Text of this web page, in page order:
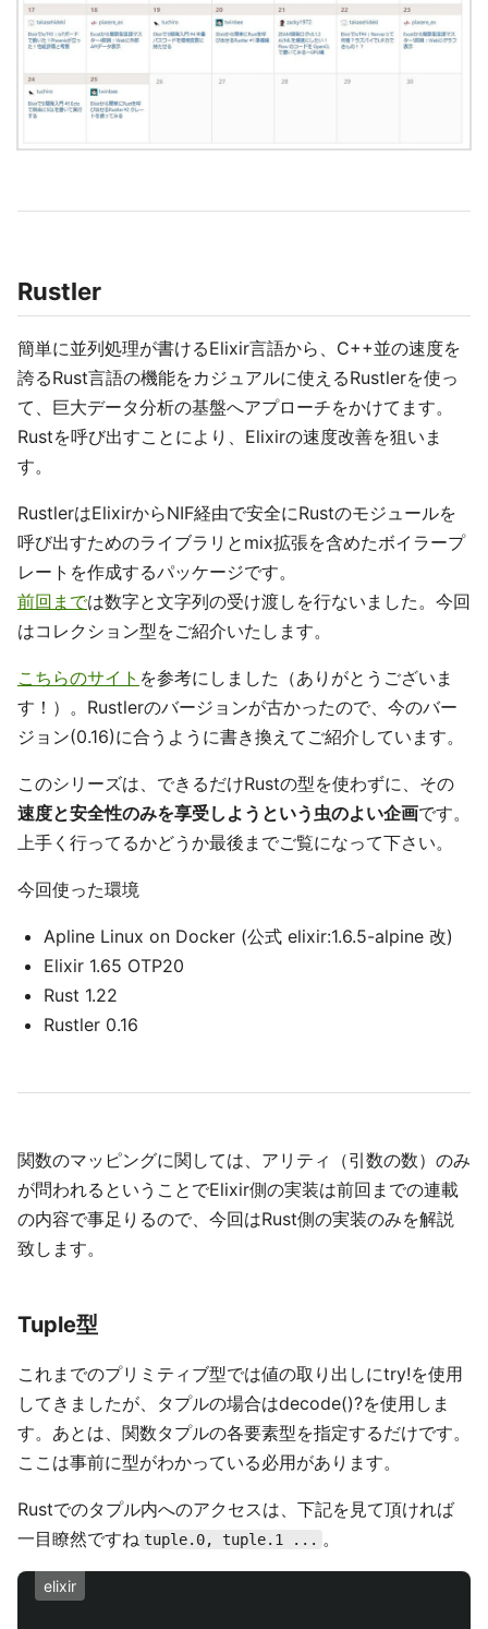
Rustler
簡単に並列処理が書けるElixir言語から、C++並の速度を
誇るRust言語の機能をカジュアルに使えるRustlerを使っ
て、巨大データ分析の基盤へアプローチをかけてます。
Rustを呼び出すことにより、Elixirの速度改善を狙いま
す。
RustlerはElixirからNIF経由で安全にRustのモジュールを
呼び出すためのライブラリとmix拡張を含めたボイラープ
レートを作成するパッケージです。
前回までは数字と文字列の受け渡しを行ないました。今回
はコレクション型をご紹介いたします。
こちらのサイト を参考にしました（ありがとうございま
す！）。Rustlerのバージョンが古かったので、今のバー
ジョン(0.16)に合うように書き換えてご紹介しています。
このシリーズは、できるだけRustの型を使わずに、その
速度と安全性のみを享受しようという虫のよい企画です。
上手く行ってるかどうか最後までご覧になって下さい。
今回使った環境
Apline Linux on Docker (公式 elixir:1.6.5-alpine 改)
Elixir 1.65 OTP20
Rust 1.22
Rustler 0.16
関数のマッピングに関しては、アリティ（引数の数）のみ
が問われるということでElixir側の実装は前回までの連載
の内容で事足りるので、今回はRust側の実装のみを解説
致します。
Tuple型
これまでのプリミティブ型では値の取り出しにtry!を使用
してきましたが、タプルの場合はdecode()?を使用しま
す。あとは、関数タプルの各要素型を指定するだけです。
ここは事前に型がわかっている必用があります。
Rustでのタプル内へのアクセスは、下記を見て頂ければ
一目瞭然ですね tuple.0, tuple.1 ... 。
elixir